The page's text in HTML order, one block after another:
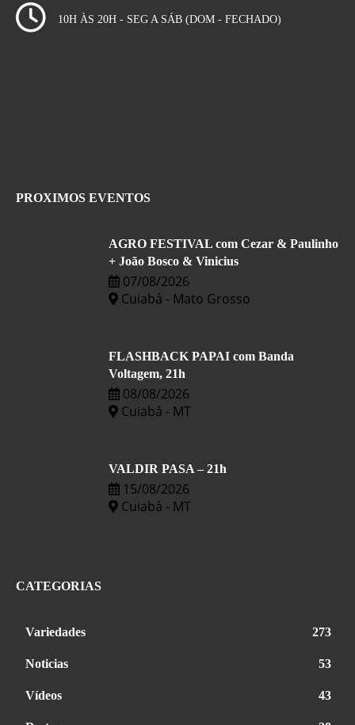
10H ÀS 20H - SEG A SÁB (DOM - FECHADO)
PROXIMOS EVENTOS
AGRO FESTIVAL com Cezar & Paulinho
+ João Bosco & Vinicius
07/08/2026
Cuiabá - Mato Grosso
FLASHBACK PAPAI com Banda
Voltagem, 21h
08/08/2026
Cuiabá - MT
VALDIR PASA – 21h
15/08/2026
Cuiabá - MT
CATEGORIAS
Variedades 273
Noticias 53
Vídeos 43